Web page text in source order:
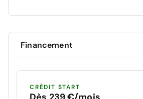
Financement
CRÉDIT START